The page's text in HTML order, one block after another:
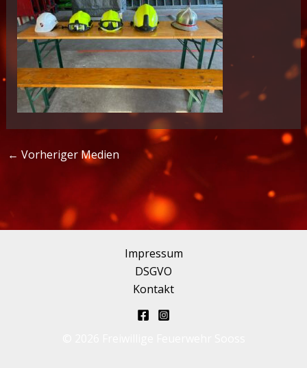
← Vorheriger Medien
Impressum
DSGVO
Kontakt